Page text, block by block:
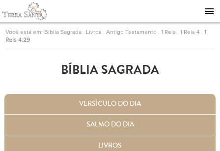
Ir para a página inicial
Você está em: Bíblia Sagrada Livros .Antigo Testamento .1 Reis .1 Reis 4 .1
Reis 4:29
BÍBLIA SAGRADA
VERSÍCULO DO DIA
SALMO DO DIA
LIVROS